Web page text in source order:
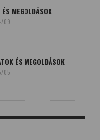
ÉS MEGOLDÁSOK
09
ÉS MEGOLDÁSOK
05